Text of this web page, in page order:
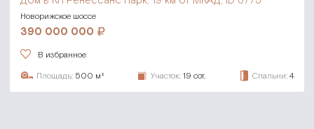
Новорижское шоссе
390 000 000
В избранное
Площадь: 500 м² Участок: 19 сот. Спальни: 4